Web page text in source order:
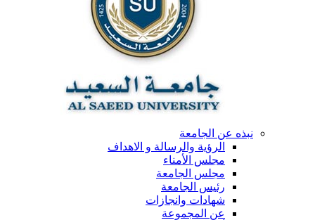
نبذه عن الجامعة
الرؤية والرسالة و الاهداف
مجلس الأمناء
مجلس الجامعة
رئيس الجامعة
شهادات وانجازات
عن المجموعة